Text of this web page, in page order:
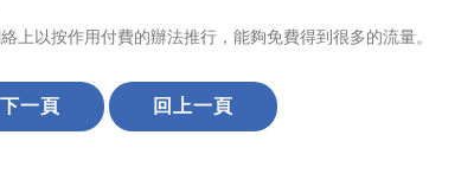
以按作用付費的辦法推行，能夠免費得到很多的流量。
下一頁 回上一頁